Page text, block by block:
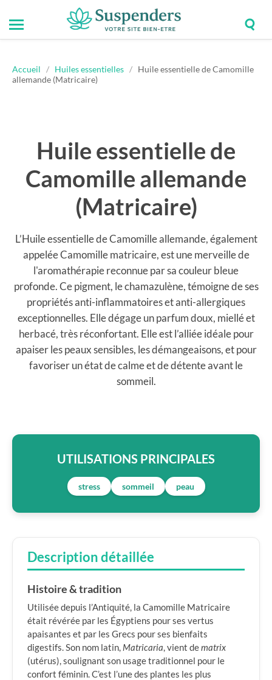
Suspenders
Toggle
mobile
Accueil / Huiles essentielles / Huile essentielle de Camomille
allemande (Matricaire)
Huile essentielle de
Camomille allemande
(Matricaire)
L’Huile essentielle de Camomille allemande, également
appelée Camomille matricaire, est une merveille de
l'aromathérapie reconnue par sa couleur bleue
profonde. Ce pigment, le chamazulène, témoigne de ses
propriétés anti-inflammatoires et anti-allergiques
exceptionnelles. Elle dégage un parfum doux, miellé et
herbacé, très réconfortant. Elle est l’alliée idéale pour
apaiser les peaux sensibles, les démangeaisons, et pour
favoriser un état de calme et de détente avant le
sommeil.
UTILISATIONS PRINCIPALES
stress sommeil peau
Description détaillée
Histoire & tradition
Utilisée depuis l’Antiquité, la Camomille Matricaire
était révérée par les Égyptiens pour ses vertus
apaisantes et par les Grecs pour ses bienfaits
digestifs. Son nom latin, Matricaria, vient dematrix
(utérus), soulignant son usage traditionnel pour le
confort féminin. C’est l’une des plantes les plus